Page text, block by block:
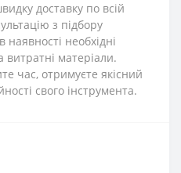
доставку по всій
з підбору
необхідні
витратні матеріали.
час, отримуєте якісний
свого інструмента.